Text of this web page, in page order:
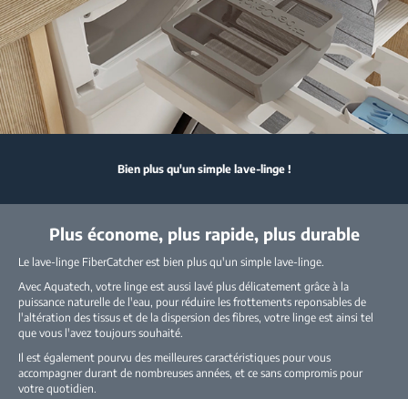
Bien plus qu'un simple lave-linge !
Plus économe, plus rapide, plus durable
Le lave-linge FiberCatcher est bien plus qu'un simple lave-linge.
Avec Aquatech, votre linge est aussi lavé plus délicatement grâce à la
puissance naturelle de l'eau, pour réduire les frottements reponsables de
l'altération des tissus et de la dispersion des fibres, votre linge est ainsi tel
que vous l'avez toujours souhaité.
Il est également pourvu des meilleures caractéristiques pour vous
accompagner durant de nombreuses années, et ce sans compromis pour
votre quotidien.